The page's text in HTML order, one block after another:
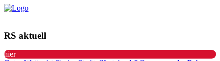
RS aktuell
hier